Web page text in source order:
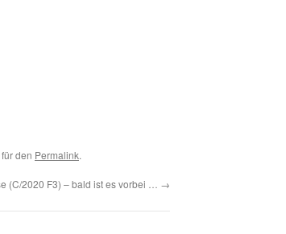
den Permalink.
(C/2020 F3) – bald ist es vorbei … →